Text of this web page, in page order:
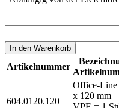
In den Warenkorb
Artikelnummer
604.0120.120
Office-Line
x 120 mm